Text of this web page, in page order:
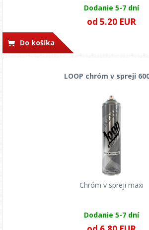
Dodanie 5-7 dní
od 5.20 EUR
Do košíka
LOOP chróm v spreji
Chróm v spreji maxi
Dodanie 5-7 dní